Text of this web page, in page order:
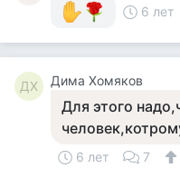
6 лет
ДХ Дима Хомяков
Для этого
6 лет 7